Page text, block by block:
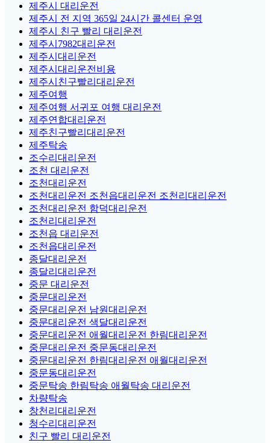
제주시 대리운전
제주시 전 지역 365일 24시간 콜센터 운영
제주시 친구 빨리 대리운전
제주시7982대리운전
제주시대리운전
제주시대리운전비용
제주시친구빨리대리운전
제주여행
제주여행 서귀포 여행 대리운전
제주연합대리운전
제주친구빨리대리운전
제주탁송
조수리대리운전
조천 대리운전
조천대리운전
조천대리운전 조천읍대리운전 조천리대리운전
조천대리운전 함덕대리운전
조천리대리운전
조천읍 대리운전
조천읍대리운전
종달대리운전
종달리대리운전
중문 대리운전
중문대리운전
중문대리운전 남원대리운전
중문대리운전 색달대리운전
중문대리운전 애월대리운전 한림대리운전
중문대리운전 중문동대리운전
중문대리운전 한림대리운전 애월대리운전
중문동대리운전
중문탁송 한림탁송 애월탁송 대리운전
차량탁송
창천리대리운전
청수리대리운전
친구 빨리 대리운전